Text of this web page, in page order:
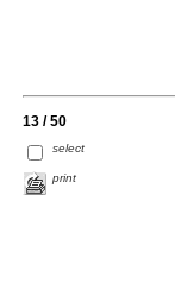
13 / 50
select
print